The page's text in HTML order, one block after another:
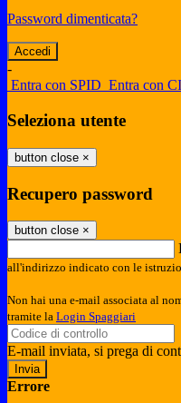
Password dimenticata?
-
Entra con SPID Entra con
Seleziona utente
button close ×
Recupero password
button close ×
all'indirizzo indicato con le
Non hai una e-mail associata al
tramite la Login Spaggiari
E-mail inviata, si prega di
Errore